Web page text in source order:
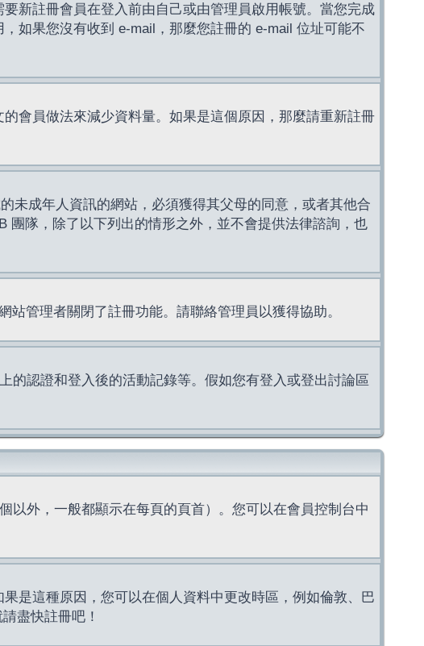
新註冊會員在登入前由自己或由管理員啟用帳號。當您完成
如果您沒有收到 e-mail，那麼您註冊的 e-mail 位址可能不
會員做法來減少資料量。如果是這個原因，那麼請重新註冊
未成年人資訊的網站，必須獲得其父母的同意，或者其他合
團隊，除了以下列出的情形之外，並不會提供法律諮詢，也
管理者關閉了註冊功能。請聯絡管理員以獲得協助。
的認證和登入後的活動記錄等。假如您有登入或登出討論區
以外，一般都顯示在每頁的頁首）。您可以在會員控制台中
是這種原因，您可以在個人資料中更改時區，例如倫敦、巴
盡快註冊吧！